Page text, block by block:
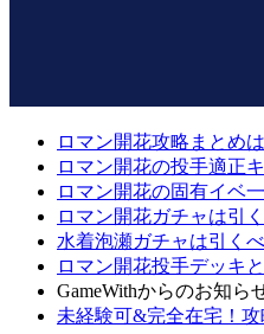
ロマン開花攻略まとめ
ロマン開花の投手適正
ロマン開花の固有イベ
ロマン開花ガチャは引
水着泡瀬ガチャは引く
ロマン開花投手デッキ
GameWithからのお知ら
未経験可&完全在宅！攻